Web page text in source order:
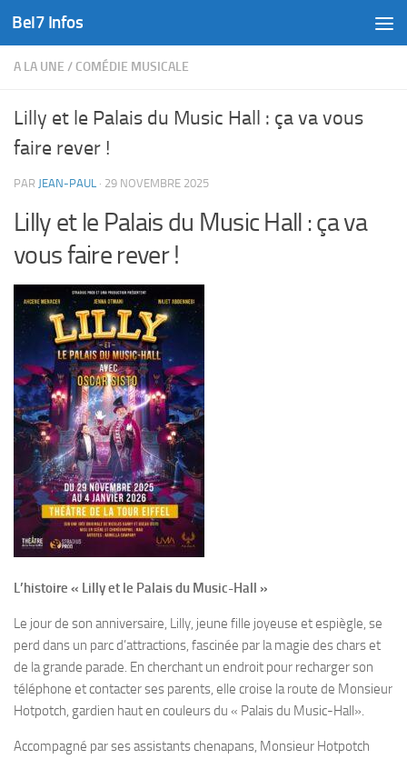
Skip to content
Bel7 Infos
A LA UNE / COMÉDIE MUSICALE
Lilly et le Palais du Music Hall : ça va vous
faire rever !
PAR JEAN-PAUL · 29 NOVEMBRE 2025
Lilly et le Palais du Music Hall : ça va
vous faire rever !
L’histoire « Lilly et le Palais du Music-Hall »
Le jour de son anniversaire, Lilly, jeune fille joyeuse et espiègle, se
perd dans un parc d’attractions, fascinée par la magie des chars et
de la grande parade. En cherchant un endroit pour recharger son
téléphone et contacter ses parents, elle croise la route de Monsieur
Hotpotch, gardien haut en couleurs du « Palais du Music-Hall».
Accompagné par ses assistants chenapans, Monsieur Hotpotch